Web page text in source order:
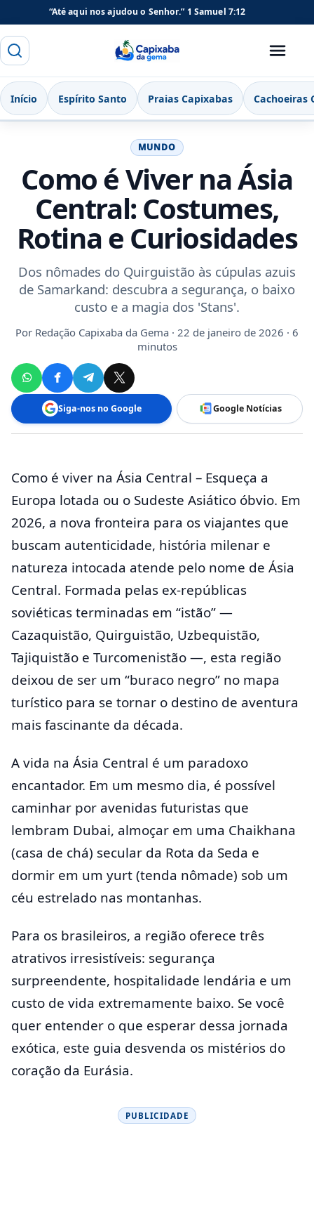
“Até aqui nos ajudou o Senhor.” 1 Samuel 7:12
Buscar Capixaba da Gema
Menu
Início Espírito Santo Praias Capixabas Cachoeiras
MUNDO
Como é Viver na Ásia
Central: Costumes,
Rotina e Curiosidades
Dos nômades do Quirguistão às cúpulas azuis
de Samarkand: descubra a segurança, o baixo
custo e a magia dos 'Stans'.
Por Redação Capixaba da Gema · 22 de janeiro de 2026 · 6
minutos
Siga-nos no Google Google Notícias
Como é viver na Ásia Central – Esqueça a
Europa lotada ou o Sudeste Asiático óbvio. Em
2026, a nova fronteira para os viajantes que
buscam autenticidade, história milenar e
natureza intocada atende pelo nome de Ásia
Central. Formada pelas ex-repúblicas
soviéticas terminadas em “istão” —
Cazaquistão, Quirguistão, Uzbequistão,
Tajiquistão e Turcomenistão —, esta região
deixou de ser um “buraco negro” no mapa
turístico para se tornar o destino de aventura
mais fascinante da década.
A vida na Ásia Central é um paradoxo
encantador. Em um mesmo dia, é possível
caminhar por avenidas futuristas que
lembram Dubai, almoçar em uma Chaikhana
(casa de chá) secular da Rota da Seda e
dormir em um yurt (tenda nômade) sob um
céu estrelado nas montanhas.
Para os brasileiros, a região oferece três
atrativos irresistíveis: segurança
surpreendente, hospitalidade lendária e um
custo de vida extremamente baixo. Se você
quer entender o que esperar dessa jornada
exótica, este guia desvenda os mistérios do
coração da Eurásia.
PUBLICIDADE